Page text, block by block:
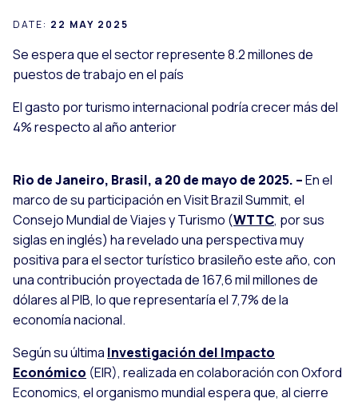
DATE: 22 MAY 2025
Se espera que el sector represente 8.2 millones de
puestos de trabajo en el país
El gasto por turismo internacional podría crecer más del
4% respecto al año anterior
Rio de Janeiro, Brasil, a 20 de mayo de 2025. –En el
marco de su participación enVisit Brazil Summit, el
Consejo Mundial de Viajes y Turismo (WTTC, por sus
siglas en inglés) ha revelado una perspectiva muy
positiva para el sector turístico brasileño este año, con
una contribución proyectada de 167,6 mil millones de
dólares al PIB, lo que representaría el 7,7% de la
economía nacional.
Según su última Investigación del Impacto
Económico (EIR), realizada en colaboración conOxford
Economics, el organismo mundial espera que, al cierre